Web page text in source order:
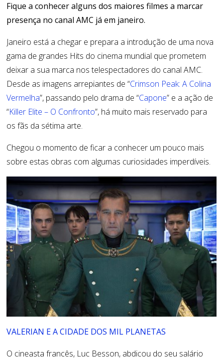
Fique a conhecer alguns dos maiores filmes a marcar
presença no canal AMC já em janeiro.
Janeiro está a chegar e prepara a introdução de uma nova
gama de grandes Hits do cinema mundial que prometem
deixar a sua marca nos telespectadores do canal AMC.
Desde as imagens arrepiantes de “Crimson Peak: A Colina
Vermelha”, passando pelo drama de “Capone” e a ação de
“Killer Elite – O Confronto”, há muito mais reservado para
os fãs da sétima arte.
Chegou o momento de ficar a conhecer um pouco mais
sobre estas obras com algumas curiosidades imperdíveis.
VALERIAN E A CIDADE DOS MIL PLANETAS
O cineasta francês, Luc Besson, abdicou do seu salário